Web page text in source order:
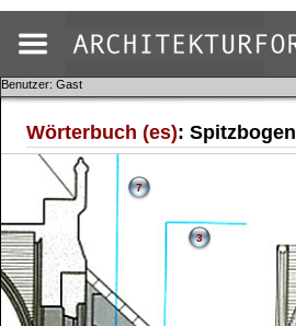
Benutzer: Gast
Wörterbuch (es): Spitzbogen
3
7